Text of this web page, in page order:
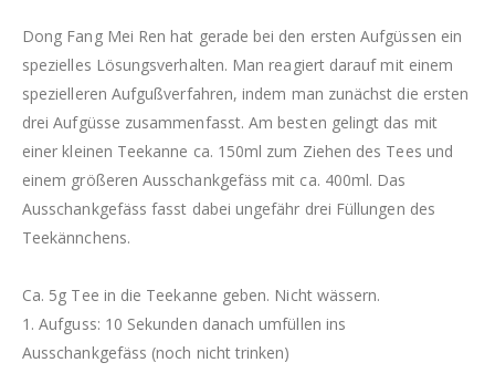
Dong Fang Mei Ren hat gerade bei den ersten Aufgüssen ein
spezielles Lösungsverhalten. Man reagiert darauf mit einem
spezielleren Aufgußverfahren, indem man zunächst die ersten
drei Aufgüsse zusammenfasst. Am besten gelingt das mit
einer kleinen Teekanne ca. 150ml zum Ziehen des Tees und
einem größeren Ausschankgefäss mit ca. 400ml. Das
Ausschankgefäss fasst dabei ungefähr drei Füllungen des
Teekännchens.
Ca. 5g Tee in die Teekanne geben. Nicht wässern.
1. Aufguss: 10 Sekunden danach umfüllen ins
Ausschankgefäss (noch nicht trinken)